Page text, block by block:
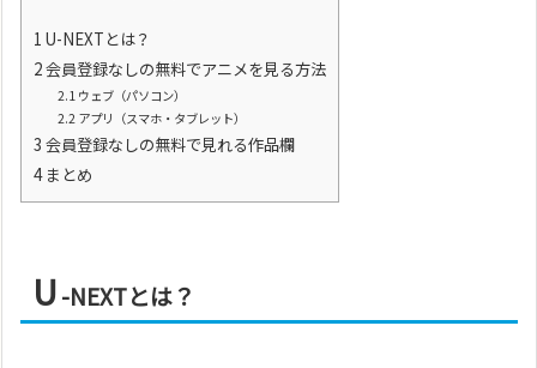
1 U-NEXTとは？
2会員登録なしの無料でアニメを見る方法
2.1 ウェブ（パソコン）
2.2 アプリ（スマホ・タブレット）
3 会員登録なしの無料で見れる作品欄
4まとめ
U-NEXTとは？